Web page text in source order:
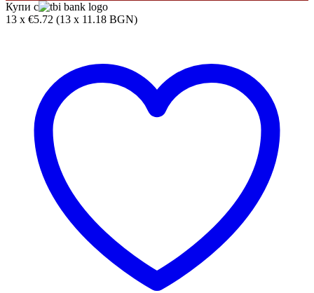
Купи с
13 x €5.72 (13 x 11.18 BGN)